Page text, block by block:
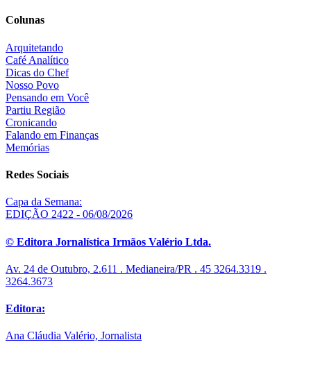
Colunas
Arquitetando
Café Analítico
Dicas do Chef
Nosso Povo
Pensando em Você
Partiu Região
Cronicando
Falando em Finanças
Memórias
Redes Sociais
Capa da Semana:
EDIÇÃO 2422 - 06/08/2026
© Editora Jornalística Irmãos Valério Ltda.
Av. 24 de Outubro, 2.611 . Medianeira/PR . 45 3264.3319 .
3264.3673
Editora:
Ana Cláudia Valério, Jornalista